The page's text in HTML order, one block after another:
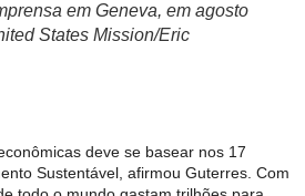
em Geneva, em agosto
States Mission/Eric
deve se basear nos 17
Sustentável, afirmou Guterres. Com